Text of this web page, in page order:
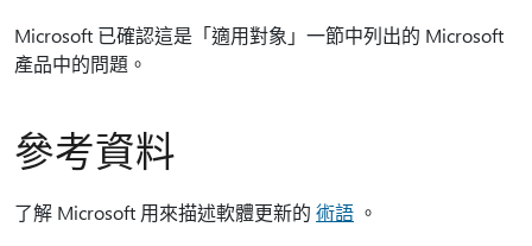
Microsoft 已確認這是「適用對象」一節中列出的 Microsoft
產品中的問題。
參考資料
了解 Microsoft 用來描述軟體更新的 術語 。